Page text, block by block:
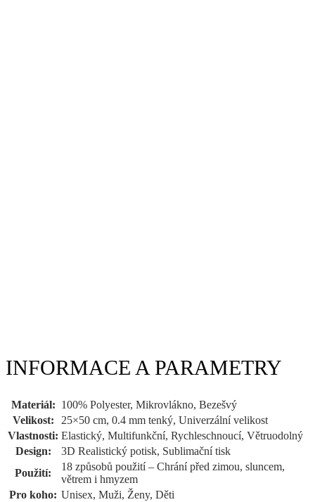
INFORMACE A PARAMETRY
Materiál: 100% Polyester, Mikrovlákno, Bezešvý
Velikost:
25×50 cm, 0.4 mm tenký, Univerzální velikost
Vlastnosti: Elastický, Multifunkční, Rychleschnoucí, Větruodolný
Design:
3D Realistický potisk, Sublimační tisk
Použití:
18 způsobů použití – Chrání před zimou, sluncem,
větrem i hmyzem
Pro koho: Unisex, Muži, Ženy, Děti